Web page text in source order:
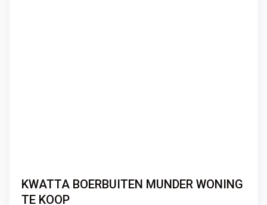
KWATTA BOERBUITEN MUNDER WONING
TE KOOP